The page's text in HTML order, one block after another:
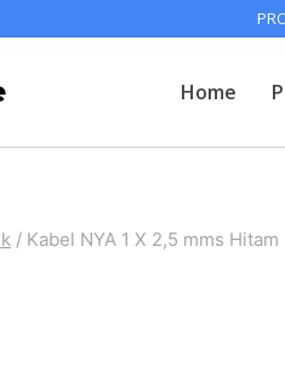
Home
/ Kabel NYA 1 X 2,5 mms Hitam